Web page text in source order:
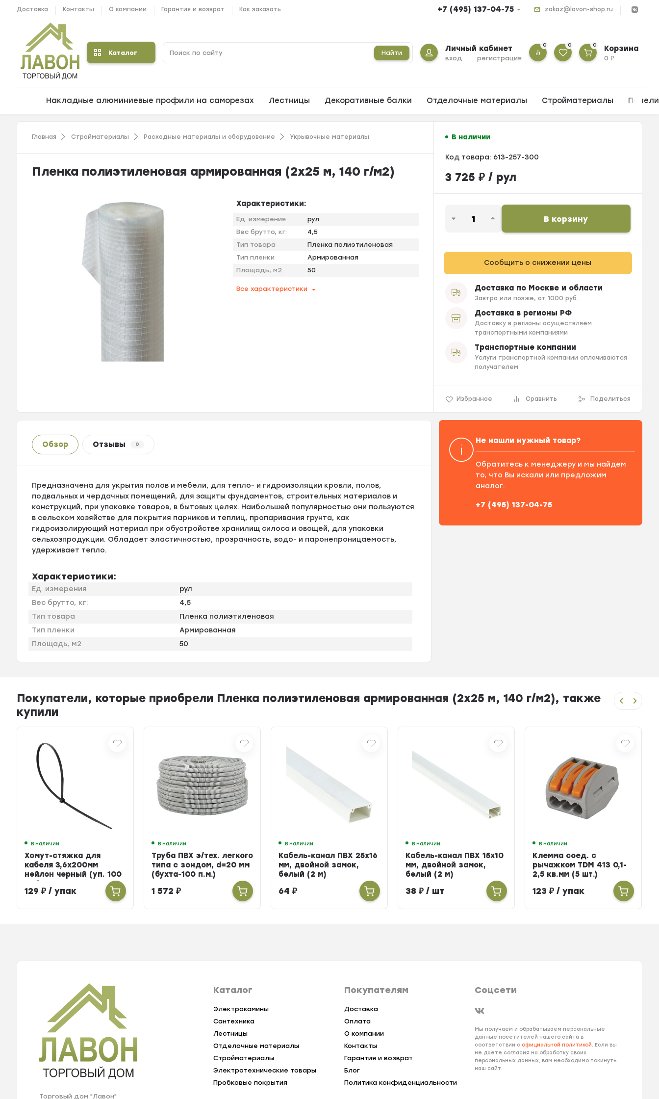
Доставка Контакты О компании Гарантия и возврат Как заказать +7 (495) 137-04-75 zakaz@lavon-shop.ru
Каталог Найти Личный кабинет
вход регистрация
0 0 0 Корзина
0₽
Накладные алюминиевые профили на саморезах Лестницы Декоративные балки Отделочные материалы Стройматериалы
Главная Стройматериалы Расходные материалы и оборудование Укрывочные материалы
Пленка полиэтиленовая армированная (2х25 м, 140 г/м2)
Характеристики:
Ед. измерения
рул
Вес брутто, кг:
4,5
Тип товара
Пленка полиэтиленовая
Тип пленки
Армированная
Площадь, м2
50
Все характеристики
В наличии
Код товара: 613-257-300
3 725 ₽/ рул
В корзину
Сообщить о снижении цены
Доставка по Москве и области
Завтра или позже, от 1000 руб.
Доставка в регионы РФ
Доставку в регионы осуществляем
транспортными компаниями
Транспортные компании
Услуги транспортной компании оплачиваются
получателем
Избранное Сравнить Поделиться
Обзор Отзывы 0
Предназначена для укрытия полов и мебели, для тепло- и гидроизоляции кровли, полов,
подвальных и чердачных помещений, для защиты фундаментов, строительных материалов и
конструкций, при упаковке товаров, в бытовых целях. Наибольшей популярностью они пользуются
в сельском хозяйстве для покрытия парников и теплиц, пропаривания грунта, как
гидроизолирующий материал при обустройстве хранилищ силоса и овощей, для упаковки
сельхозпродукции. Обладает эластичностью, прозрачность, водо- и паронепроницаемость,
удерживает тепло.
Характеристики:
Ед. измерения
рул
Вес брутто, кг:
4,5
Тип товара
Пленка полиэтиленовая
Тип пленки
Армированная
Площадь, м2
50
Не нашли нужный товар?
Обратитесь к менеджеру и мы найдем
то, что Вы искали или предложим
аналог.
+7 (495) 137-04-75
Покупатели, которые приобрели Пленка полиэтиленовая армированная (2х25 м, 140 г/м2), также
купили
В наличии
Хомут-стяжка для
кабеля 3,6х200мм
нейлон черный (уп. 100
шт.)
129₽ / упак
В наличии
Труба ПВХ э/тех. легкого
типа с зондом, d=20 мм
(бухта-100 п.м.)
1 572₽
В наличии
Кабель-канал ПВХ 25х16
мм, двойной замок,
белый (2 м)
64₽
В наличии
Кабель-канал ПВХ 15х10
мм, двойной замок,
белый (2 м)
38₽ / шт
В наличии
Клемма соед. с
рычажком TDM 413 0,1-
2,5 кв.мм (5 шт.)
123₽ / упак
Торговый дом "Лавон"
Каталог
Электрокамины
Сантехника
Лестницы
Отделочные материалы
Стройматериалы
Электротехнические товары
Пробковые покрытия
Покупателям
Доставка
Оплата
О компании
Контакты
Гарантия и возврат
Блог
Политика конфиденциальности
Соцсети
Мы получаем и обрабатываем персональные
данные посетителей нашего сайта в
соответствии с официальной политикой. Если вы
не даете согласия на обработку своих
персональных данных, вам необходимо покинуть
наш сайт.